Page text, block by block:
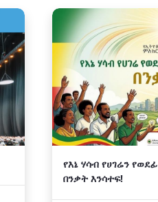
የእኔ ሃሳብ የሀገሬን
በንቃት እንሳተፍ!